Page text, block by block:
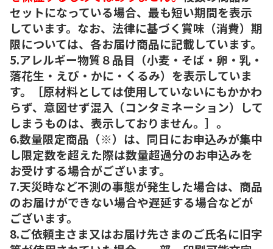
セットになっている場合、最も短い期間を表示
しています。なお、法律に基づく賞味（消費）期
限については、各お届け商品に記載しています。
5.アレルギー物質８品目（小麦・そば・卵・乳・
落花生・えび・かに・くるみ）を表示していま
す。［原材料としては使用していないにもかかわ
らず、意図せず混入（コンタミネーション）して
しまうものは、表示しておりません。］。
6.数量限定商品（※）は、同日にお申込みが集中
し限定数を超えた際は数量超過分のお申込みを
お受けする場合がございます。
7.天災時など不測の事態が発生した場合は、商品
のお届けができない場合や遅延する場合などが
ございます。
8.ご依頼主さま又はお届け先さまのご氏名に旧字